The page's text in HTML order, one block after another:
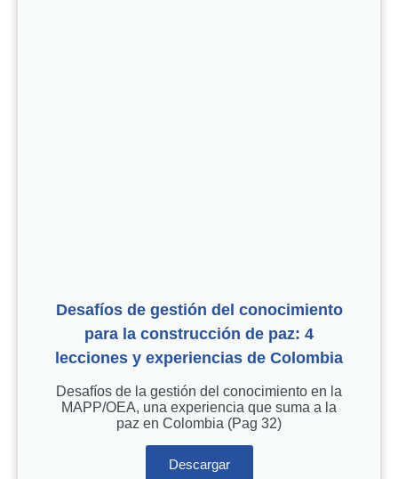
Desafíos de gestión del conocimiento
para la construcción de paz: 4
lecciones y experiencias de Colombia
Desafíos de la gestión del conocimiento en la
MAPP/OEA, una experiencia que suma a la
paz en Colombia (Pag 32)
Descargar